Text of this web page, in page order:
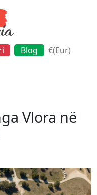
Blog €(Eur)
Vlora në